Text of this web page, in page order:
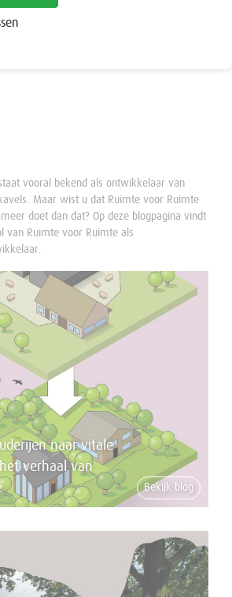
vooral bekend als ontwikkelaar van
Maar wist u dat Ruimte voor Ruimte
doet dan dat? Op deze blogpagina vindt
van Ruimte voor Ruimte als
Bekijk blog
naar vitale
verhaal van